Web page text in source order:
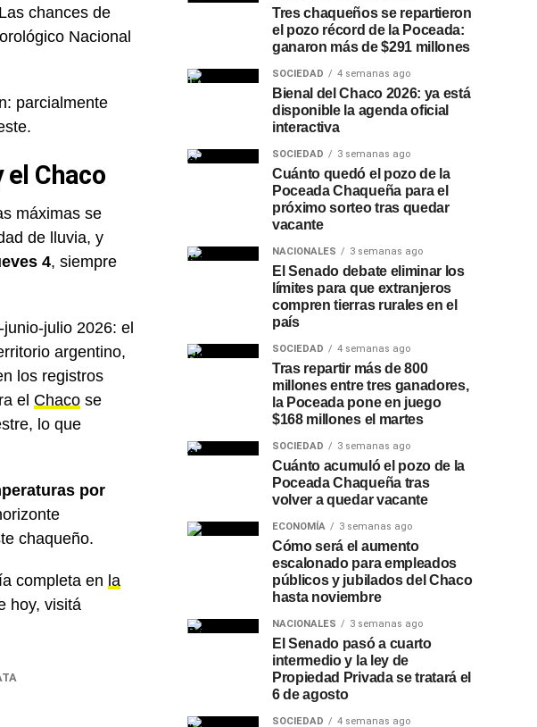
chances de
Nacional
parcialmente
Chaco
máximas se
de lluvia, y
4, siempre
julio 2026: el
argentino,
los registros
el Chaco se
lo que
por
chaqueño.
completa en la
hoy, visitá
Tres chaqueños se repartieron
el pozo récord de la Poceada:
ganaron más de $291 millones
SOCIEDAD 4 semanas ago
Bienal del Chaco 2026: ya está
disponible la agenda oficial
interactiva
SOCIEDAD 3 semanas ago
Cuánto quedó el pozo de la
Poceada Chaqueña para el
próximo sorteo tras quedar
vacante
NACIONALES 3 semanas ago
El Senado debate eliminar los
límites para que extranjeros
compren tierras rurales en el
país
SOCIEDAD 4 semanas ago
Tras repartir más de 800
millones entre tres ganadores,
la Poceada pone en juego
$168 millones el martes
SOCIEDAD 3 semanas ago
Cuánto acumuló el pozo de la
Poceada Chaqueña tras
volver a quedar vacante
ECONOMÍA 3 semanas ago
Cómo será el aumento
escalonado para empleados
públicos y jubilados del Chaco
hasta noviembre
NACIONALES 3 semanas ago
El Senado pasó a cuarto
intermedio y la ley de
Propiedad Privada se tratará el
6 de agosto
SOCIEDAD 4 semanas ago